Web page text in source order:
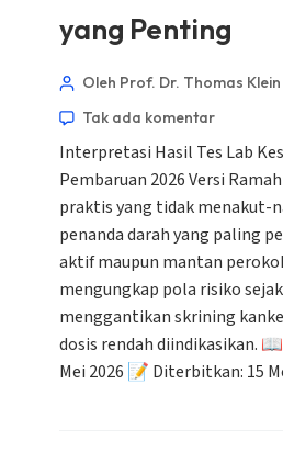
yang Penting
Oleh Prof. Dr. Thomas Klein
Tak ada komentar
Interpretasi Hasil Tes Lab
Pembaruan 2026 Versi
praktis yang tidak menakut-
penanda darah yang paling
aktif maupun mantan
mengungkap pola risiko
menggantikan skrining
dosis rendah diindikasikan.
Mei 2026 📝 Diterbitkan: 15